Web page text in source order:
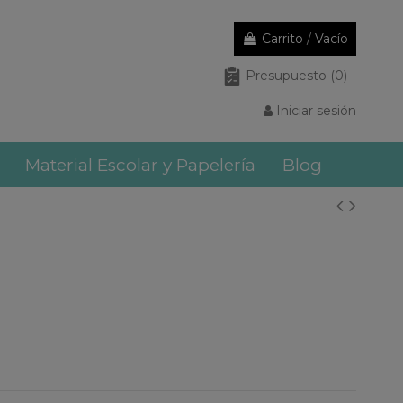
Carrito / Vacío
Presupuesto (0)
Iniciar sesión
Material Escolar y Papelería Blog